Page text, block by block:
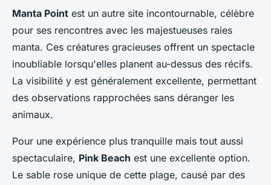
Manta Point est un autre site incontournable, célèbre
pour ses rencontres avec les majestueuses raies
manta. Ces créatures gracieuses offrent un spectacle
inoubliable lorsqu'elles planent au-dessus des récifs.
La visibilité y est généralement excellente, permettant
des observations rapprochées sans déranger les
animaux.
Pour une expérience plus tranquille mais tout aussi
spectaculaire, Pink Beach est une excellente option.
Le sable rose unique de cette plage, causé par des